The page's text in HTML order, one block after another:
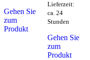
Gehen Sie
zum
Produkt
Lieferzeit:
ca. 24
Stunden
Gehen Sie
zum
Produkt